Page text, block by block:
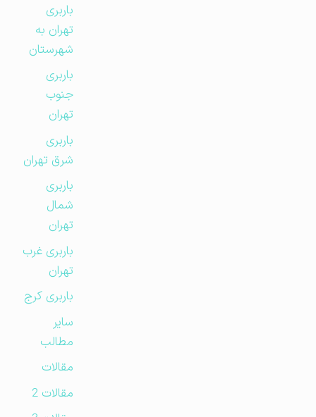
باربری
تهران به
شهرستان
باربری
جنوب
تهران
باربری
شرق تهران
باربری
شمال
تهران
باربری غرب
تهران
باربری کرج
مطالب
مقالات
مقالات 2